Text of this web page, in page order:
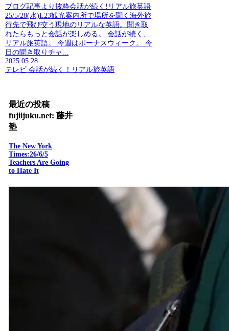
ブログ記事より抜粋会話が続く!リアル旅英語
25/5/28(水)L23観光案内所で場所を聞く海外旅
行先で飛び交う現地のリアルな英語。聞き取
れたらもっと会話が楽しめる。 会話が続く、
リアル旅英語。 今週はボーナスウィーク。 今
日の聞き取りチャ...
2025.05.28
テレビ 会話が続く！リアル旅英語
最近の投稿
fujiijuku.net: 藤井
塾
The New York
Times:26/6/5
Teachers Are Going
to Hate It